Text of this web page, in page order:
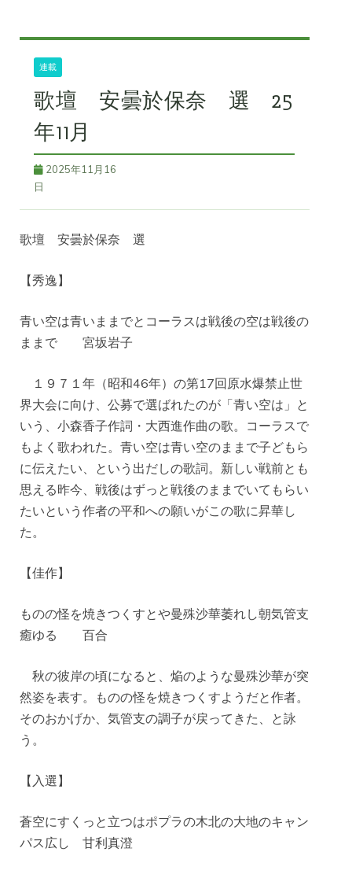
連載
歌壇 安曇於保奈 選 25
年11月
2025年11月16
日
歌壇 安曇於保奈 選
【秀逸】
青い空は青いままでとコーラスは戦後の空は戦後の
ままで 宮坂岩子
１９７１年（昭和46年）の第17回原水爆禁止世
界大会に向け、公募で選ばれたのが「青い空は」と
いう、小森香子作詞・大西進作曲の歌。コーラスで
もよく歌われた。青い空は青い空のままで子どもら
に伝えたい、という出だしの歌詞。新しい戦前とも
思える昨今、戦後はずっと戦後のままでいてもらい
たいという作者の平和への願いがこの歌に昇華し
た。
【佳作】
ものの怪を焼きつくすとや曼殊沙華萎れし朝気管支
癒ゆる 百合
秋の彼岸の頃になると、焔のような曼殊沙華が突
然姿を表す。ものの怪を焼きつくすようだと作者。
そのおかげか、気管支の調子が戻ってきた、と詠
う。
【入選】
蒼空にすくっと立つはポプラの木北の大地のキャン
パス広し 甘利真澄